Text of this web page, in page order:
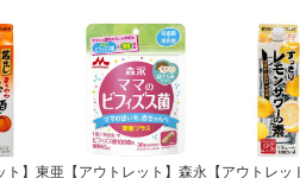
ト】東亜 【アウトレット】森永 【アウトレッ